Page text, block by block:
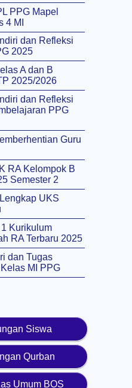
PPG Mapel
4 MI
dan Refleksi
2025
A dan B
2025/2026
dan Refleksi
PPG
Guru
RA Kelompok B
Semester 2
UKS
Kurikulum
RA Terbaru 2025
dan Tugas
MI PPG
Siswa
Qurban
Umum BOS